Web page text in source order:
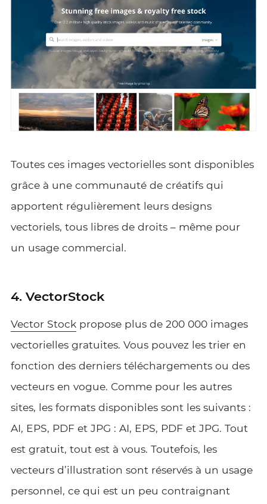
Toutes ces images vectorielles sont disponibles
grâce à une communauté de créatifs qui
apportent régulièrement leurs designs
vectoriels, tous libres de droits – même pour
un usage commercial.
4. VectorStock
Vector Stockpropose plus de 200 000 images
vectorielles gratuites. Vous pouvez les trier en
fonction des derniers téléchargements ou des
vecteurs en vogue. Comme pour les autres
sites, les formats disponibles sont les suivants :
AI, EPS, PDF et JPG : AI, EPS, PDF et JPG. Tout
est gratuit, tout est à vous. Toutefois, les
vecteurs d’illustration sont réservés à un usage
personnel, ce qui est un peu contraignant